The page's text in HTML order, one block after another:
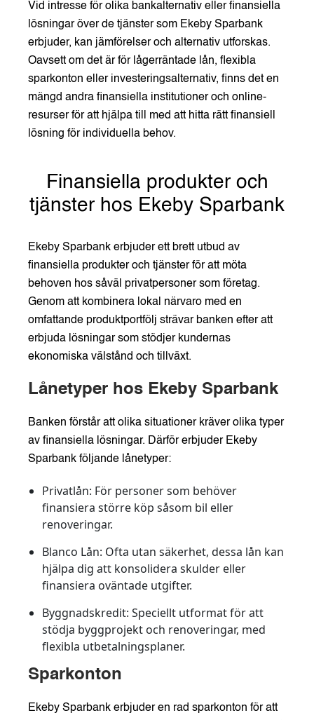
Vid intresse för olika bankalternativ eller finansiella
lösningar över de tjänster som Ekeby Sparbank
erbjuder, kan jämförelser och alternativ utforskas.
Oavsett om det är för lågerräntade lån, flexibla
sparkonton eller investeringsalternativ, finns det en
mängd andra finansiella institutioner och online-
resurser för att hjälpa till med att hitta rätt finansiell
lösning för individuella behov.
Finansiella produkter och
tjänster hos Ekeby Sparbank
Ekeby Sparbank erbjuder ett brett utbud av
finansiella produkter och tjänster för att möta
behoven hos såväl privatpersoner som företag.
Genom att kombinera lokal närvaro med en
omfattande produktportfölj strävar banken efter att
erbjuda lösningar som stödjer kundernas
ekonomiska välstånd och tillväxt.
Lånetyper hos Ekeby Sparbank
Banken förstår att olika situationer kräver olika typer
av finansiella lösningar. Därför erbjuder Ekeby
Sparbank följande lånetyper:
Privatlån: För personer som behöver
finansiera större köp såsom bil eller
renoveringar.
Blanco Lån: Ofta utan säkerhet, dessa lån kan
hjälpa dig att konsolidera skulder eller
finansiera oväntade utgifter.
Byggnadskredit: Speciellt utformat för att
stödja byggprojekt och renoveringar, med
flexibla utbetalningsplaner.
Sparkonton
Ekeby Sparbank erbjuder en rad sparkonton för att